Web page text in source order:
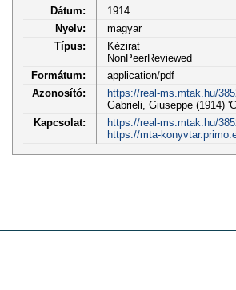
Dátum:
1914
Nyelv:
magyar
Típus:
Kézirat
NonPeerReviewed
Formátum:
application/pdf
Azonosító:
https://real-ms.mtak.hu/
Gabrieli, Giuseppe (1914)
Kapcsolat:
https://real-ms.mtak.hu/
https://mta-